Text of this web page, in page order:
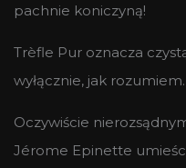
pachnie koniczyną!
Trèfle Pur oznacza
wyłącznie, jak rozumiem.
Oczywiście
Jérome Epinette